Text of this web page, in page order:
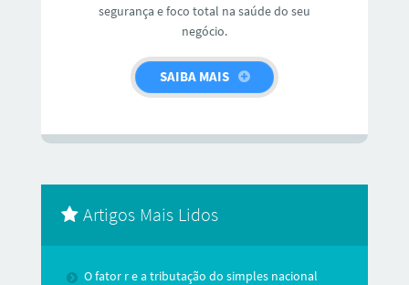
segurança e foco total na saúde do seu
negócio.
SAIBA MAIS
Artigos Mais Lidos
O fator r e a tributação do simples nacional